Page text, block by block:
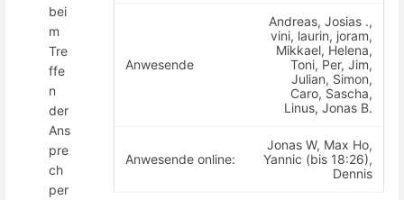
Anwesende
Andreas, Josias .,
vini, laurin, joram,
Mikkael, Helena,
Toni, Per, Jim,
Julian, Simon,
Caro, Sascha,
Linus, Jonas B.
Anwesende online:
Jonas W, Max Ho,
Yannic (bis 18:26),
Dennis
bei
m
Tre
ffe
n
der
Ans
pre
ch
per